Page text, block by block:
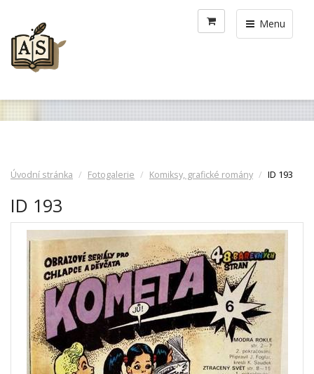
Menu
Úvodní stránka Fotogalerie Komiksy, grafické romány ID 193
ID 193